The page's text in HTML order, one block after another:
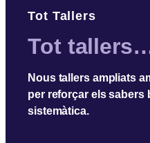
Tot Tallers
Tot
Nous tallers ampliats
per reforçar els sabers
sistemàtica.